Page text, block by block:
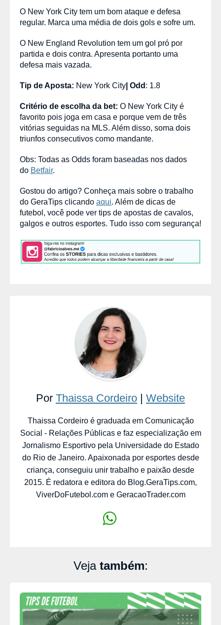
O New York City tem um bom ataque e defesa
regular. Marca uma média de dois gols e sofre um.
O New England Revolution tem um gol pró por
partida e dois contra. Apresenta portanto uma
defesa mais vazada.
Tip de Aposta: New York City Odd : 1.8
Critério de escolha da bet: O New York City é
favorito pois joga em casa e porque vem de três
vitórias seguidas na MLS. Além disso, soma dois
triunfos consecutivos como mandante.
Obs: Todas as Odds foram baseadas nos dados
do Betfair.
Gostou do artigo? Conheça mais sobre o trabalho
do GeraTips clicando aqui. Além de dicas de
futebol, você pode ver tips de apostas de cavalos,
galgos e outros esportes. Tudo isso com segurança!
Por Thaissa Cordeiro | Website
Thaissa Cordeiro é graduada em Comunicação
Social - Relações Públicas e faz especialização em
Jornalismo Esportivo pela Universidade do Estado
do Rio de Janeiro. Apaixonada por esportes desde
criança, conseguiu unir trabalho e paixão desde
2015. É redatora e editora do Blog.GeraTips.com,
ViverDoFutebol.com e GeracaoTrader.com
Veja também: